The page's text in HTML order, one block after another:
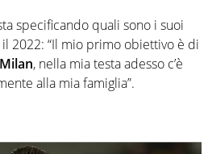
specificando quali sono i suoi
2022: “Il mio primo obiettivo è di
Milan, nella mia testa adesso c’è
alla mia famiglia”.